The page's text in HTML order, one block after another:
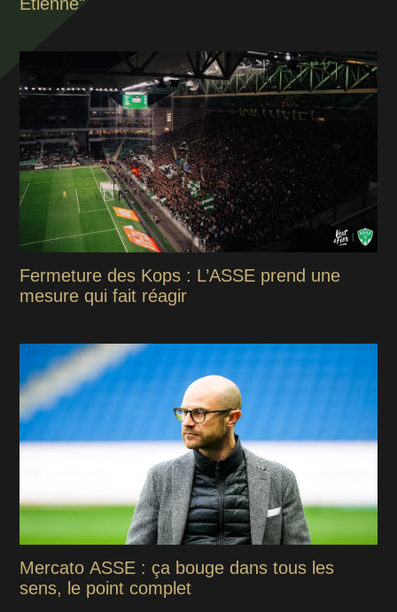
Fermeture des Kops : L’ASSE prend une
mesure qui fait réagir
Mercato ASSE : ça bouge dans tous les
sens, le point complet